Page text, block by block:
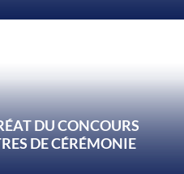
DU CONCOURS
DE CÉRÉMONIE